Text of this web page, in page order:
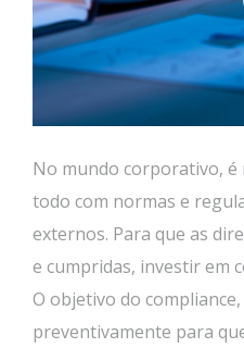
No mundo corporativo,
todo com normas e
externos. Para que as
e cumpridas, investir em
O objetivo do
preventivamente para